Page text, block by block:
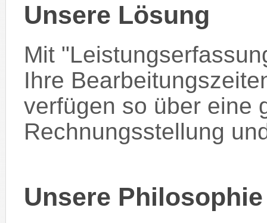
Unsere Lösung
Mit
Ihre
verfügen so über eine
Rechnungsstellung
Unsere Philosophie